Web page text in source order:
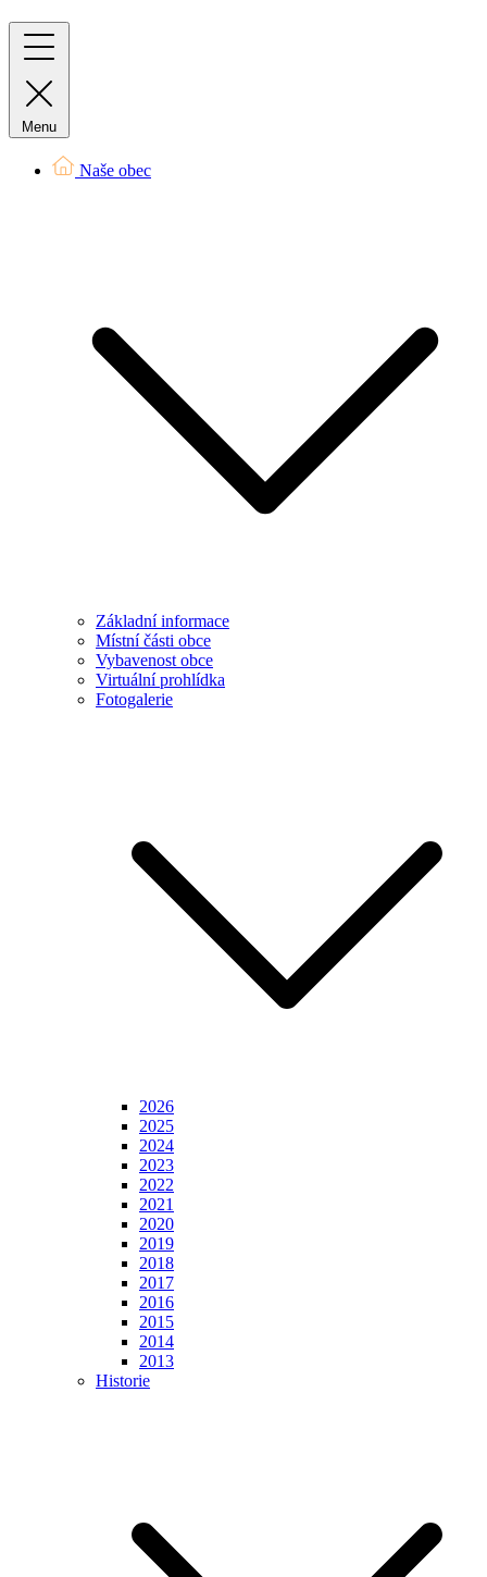
Menu
Naše obec
Základní informace
Místní části obce
Vybavenost obce
Virtuální prohlídka
Fotogalerie
2026
2025
2024
2023
2022
2021
2020
2019
2018
2017
2016
2015
2014
2013
Historie